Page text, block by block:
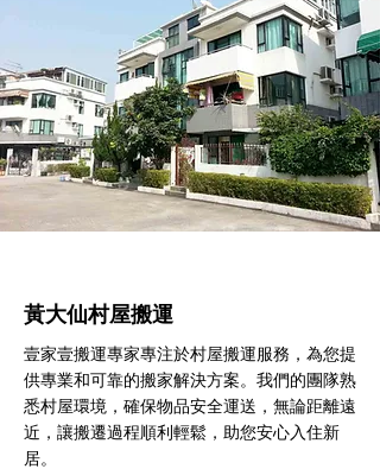
黃大仙村屋搬運
壹家壹搬運專家專注於村屋搬運服務，為您提
供專業和可靠的搬家解決方案。我們的團隊熟
悉村屋環境，確保物品安全運送，無論距離遠
近，讓搬遷過程順利輕鬆，助您安心入住新
居。